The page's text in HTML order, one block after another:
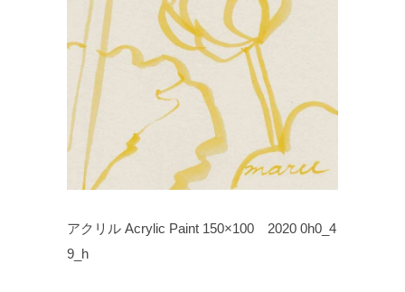
アクリル Acrylic Paint 150×100 2020 0h0_4
9_h